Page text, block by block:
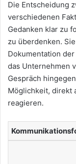
Die Entscheidung
verschiedenen
Gedanken klar zu
zu überdenken.
Dokumentation
das Unternehmen
Gespräch
Möglichkeit, direkt
reagieren.